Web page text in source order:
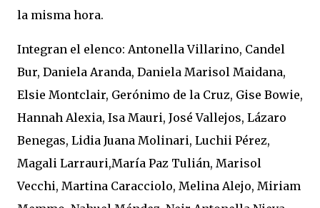
la misma hora.
Integran el elenco: Antonella Villarino, Candel
Bur, Daniela Aranda, Daniela Marisol Maidana,
Elsie Montclair, Gerónimo de la Cruz, Gise Bowie,
Hannah Alexia, Isa Mauri, José Vallejos, Lázaro
Benegas, Lidia Juana Molinari, Luchii Pérez,
Magali Larrauri,María Paz Tulián, Marisol
Vecchi, Martina Caracciolo, Melina Alejo, Miriam